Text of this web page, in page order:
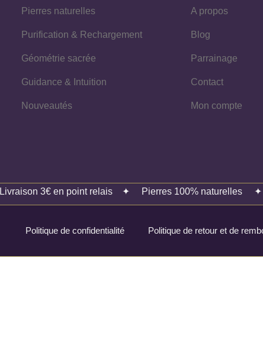
Pierres naturelles
Purification & Rechargement
Géométrie sacrée
Guidance & Intuition
Nouveautés
A propos
Blog
Parrainage
Contact
Mon compte
Livraison 3€ en point relais ✦ Pierres 100% naturelles
Politique de confidentialité Politique de retour et de